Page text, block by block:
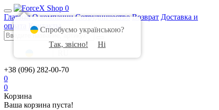
0
Главная О компании Сотрудничество Возврат Доставка и
оплата
Контакты
+38 (096) 282-00-70
0
0
Корзина
Ваша корзина пуста!
Спробуємо українською?
Так, звісно!
Ні